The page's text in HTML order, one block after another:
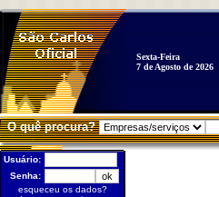
Sexta-Feira
7 de Agosto de 2026
O quê procura?
Usuário:
Senha:
esqueceu os dados?